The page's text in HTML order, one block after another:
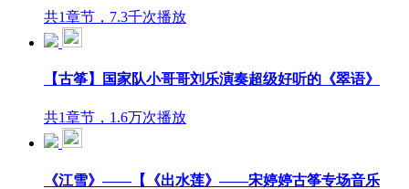
共1章节，7.3千次播放
【古筝】国家队小哥哥刘乐演奏超级好听的《翠语》
共1章节，1.6万次播放
《江雪》——【《出水莲》——宋婷婷古筝专场音乐